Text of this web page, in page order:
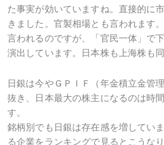
た事実が効いていますね。直接的に
きました。官製相場とも言われます
言われるのですが、「官民一体」で
演出しています。日本株も上海株も
日銀は今やＧＰＩＦ（年金積立金管
抜き、日本最大の株主になるのは時
す。
銘柄別でも日銀は存在感を増してい
る企業をランキングで見るとこうなり